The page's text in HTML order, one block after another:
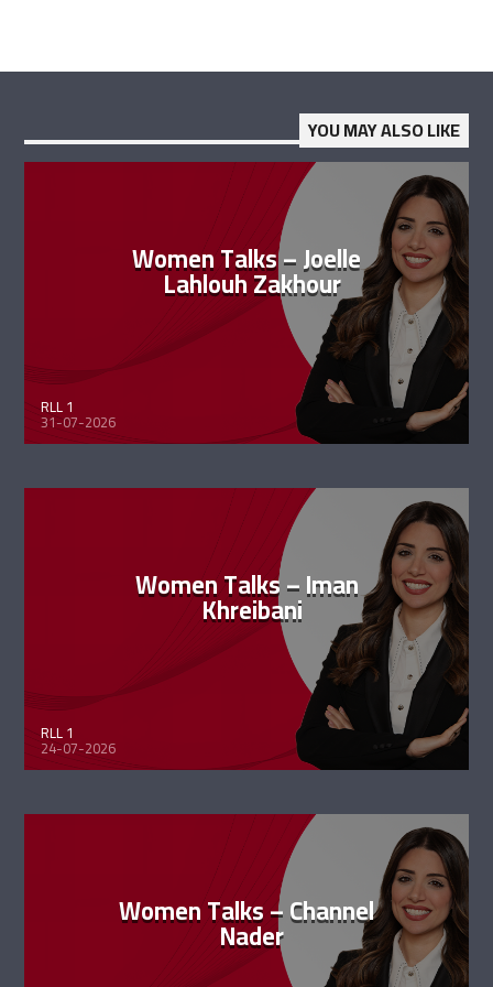
YOU MAY ALSO LIKE
Women Talks – Joelle
Lahlouh Zakhour
RLL 1
31-07-2026
Women Talks – Iman
Khreibani
RLL 1
24-07-2026
Women Talks – Channel
Nader